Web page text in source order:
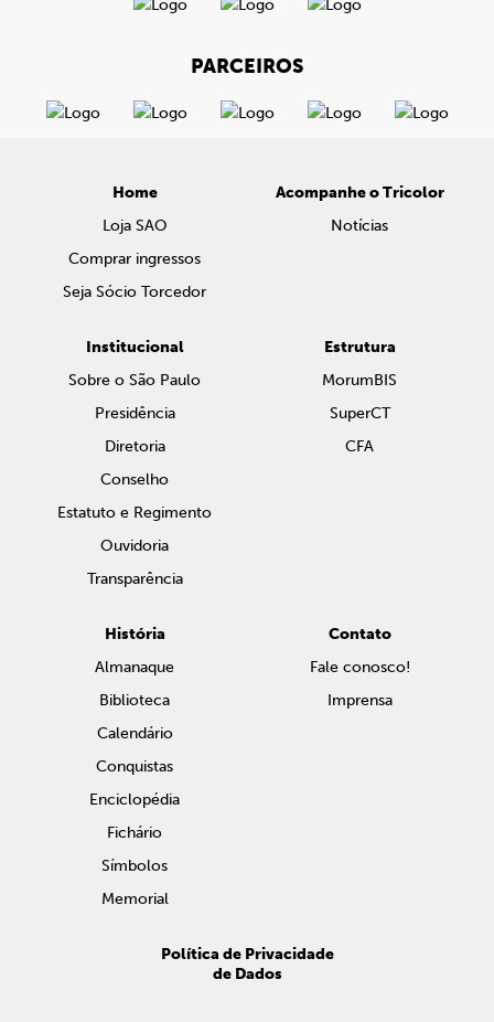
PARCEIROS
Home
Loja SAO
Comprar ingressos
Seja Sócio Torcedor
Acompanhe o Tricolor
Notícias
Institucional
Sobre o São Paulo
Presidência
Diretoria
Conselho
Estatuto e Regimento
Ouvidoria
Transparência
Estrutura
MorumBIS
SuperCT
CFA
História
Almanaque
Biblioteca
Calendário
Conquistas
Enciclopédia
Fichário
Símbolos
Memorial
Contato
Fale conosco!
Imprensa
Política de Privacidade
de Dados